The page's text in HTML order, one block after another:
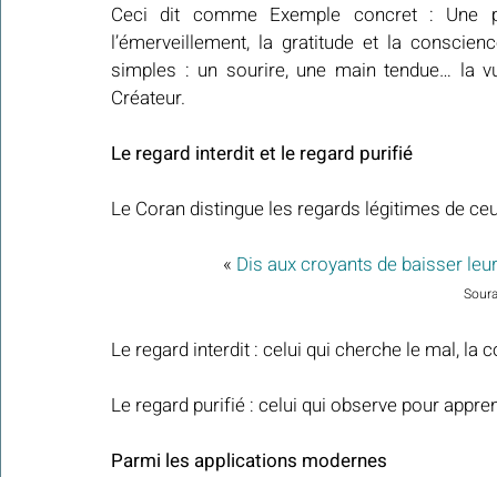
Ceci dit comme Exemple concret : Une
l’émerveillement, la gratitude et la
simples : un sourire, une main tendue… la
Créateur.
Le regard interdit et le regard purifié
Le Coran distingue les regards légitimes de
« Dis aux croyants de baisser
​Le regard interdit : celui qui cherche le mal, la
​Le regard purifié : celui qui observe pour
Parmi les applications modernes